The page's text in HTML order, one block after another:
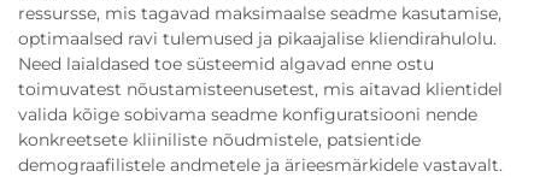
ressursse, mis tagavad maksimaalse seadme kasutamise,
optimaalsed ravi tulemused ja pikaajalise kliendirahulolu.
Need laialdased toe süsteemid algavad enne ostu
toimuvatest nõustamisteenusetest, mis aitavad klientidel
valida kõige sobivama seadme konfiguratsiooni nende
konkreetsete kliiniliste nõudmistele, patsientide
demograafilistele andmetele ja ärieesmärkidele vastavalt.